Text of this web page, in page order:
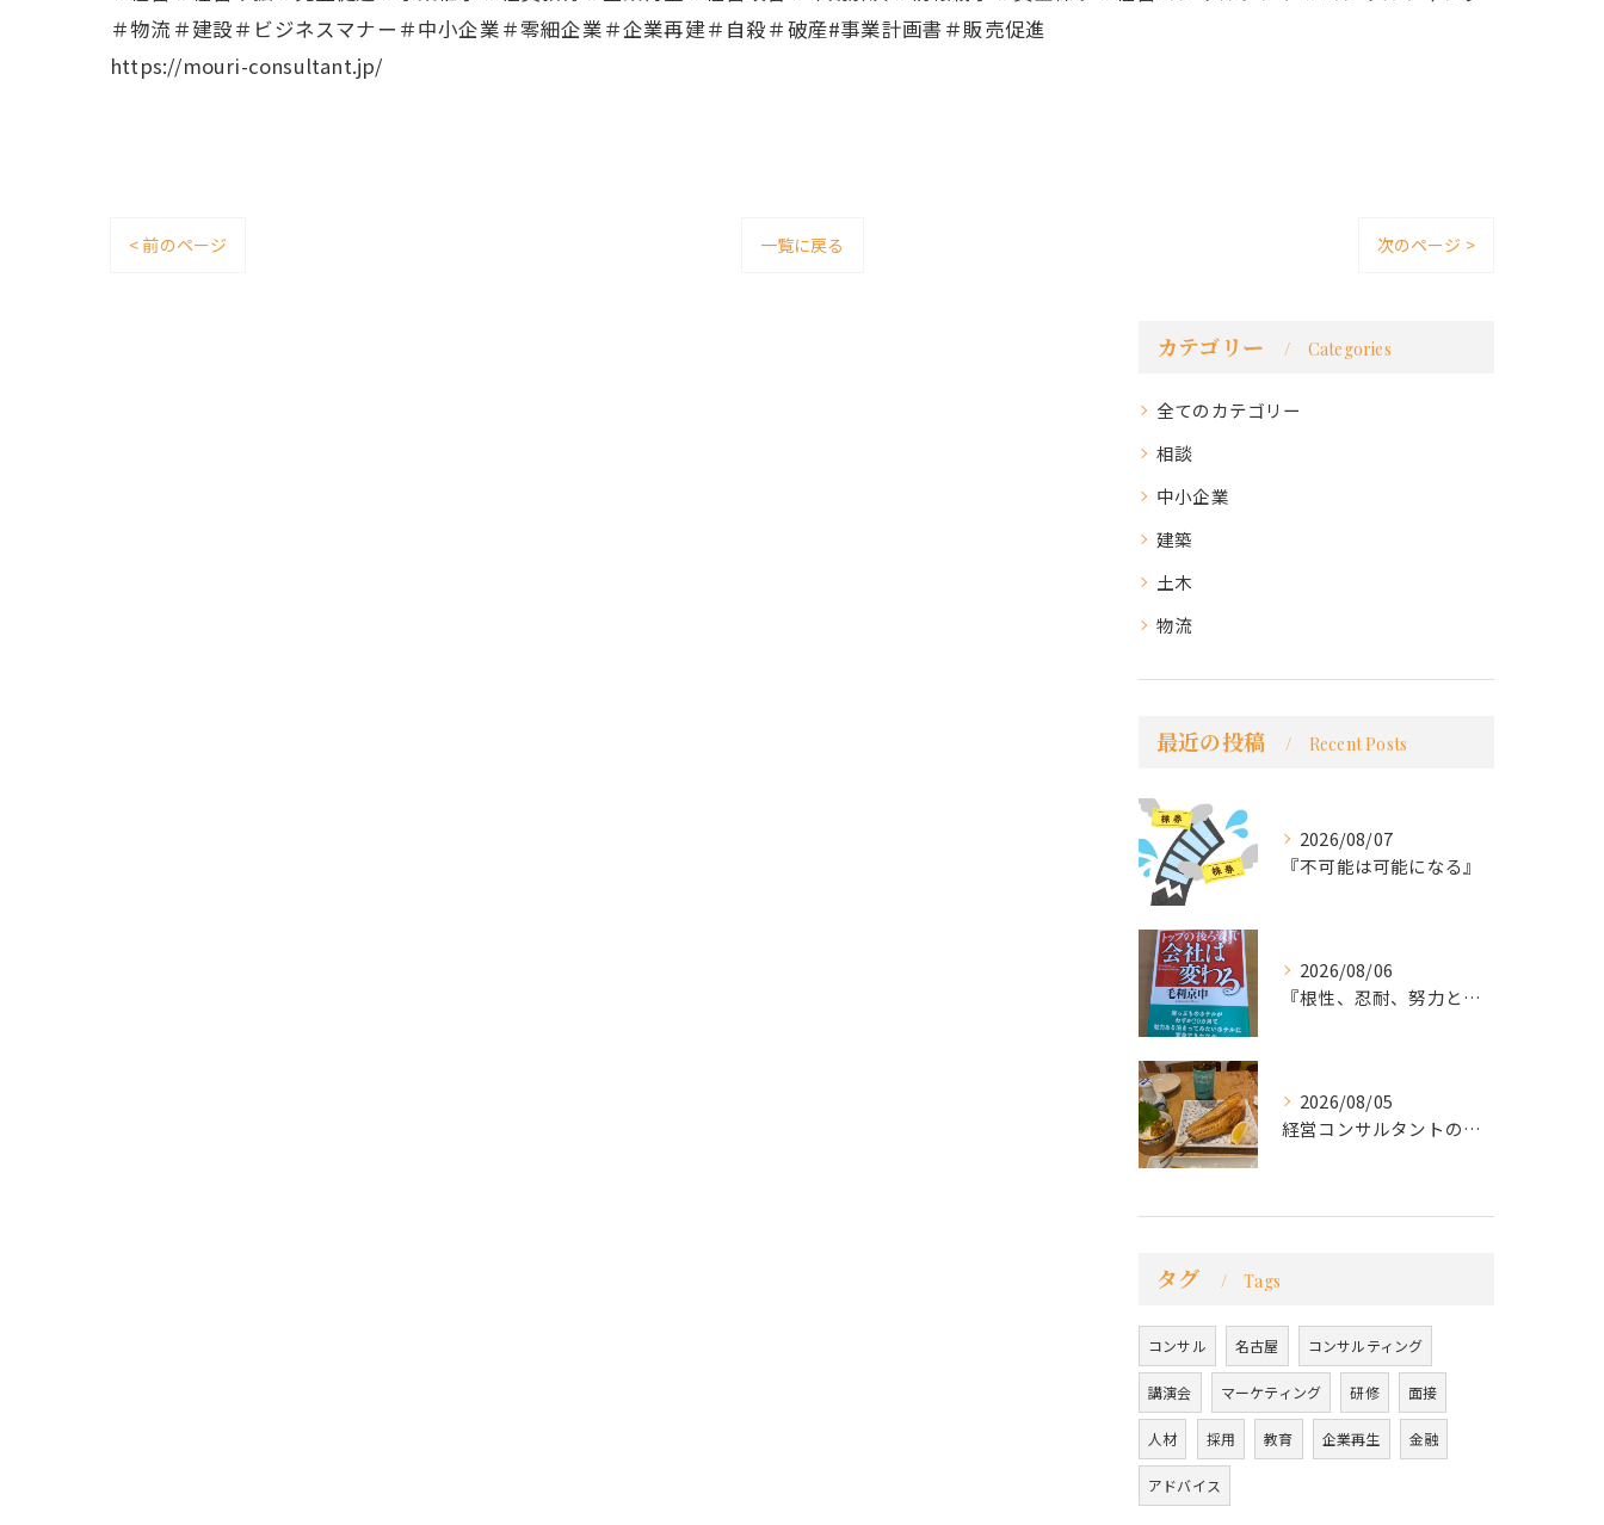
＃物流＃建設＃ビジネスマナー＃中小企業＃零細企業＃企業再建＃自殺＃破産#事業計画書＃販売促進
https://mouri-consultant.jp/
< 前のページ 一覧に戻る 次のページ >
カテゴリー Categories
全てのカテゴリー
相談
中小企業
建築
土木
物流
最近の投稿 Recent Posts
2026/08/07
『不可能は可能になる』
2026/08/06
『根性、忍耐、努力という言葉は死語なのか』
2026/08/05
経営コンサルタントのモーちゃん・毛利京申です。
タグ Tags
コンサル 名古屋 コンサルティング
講演会 マーケティング 研修 面接
人材 採用 教育 企業再生 金融
アドバイス